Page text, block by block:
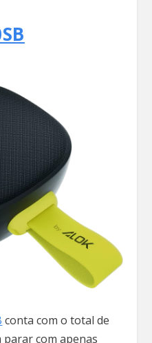
conta com o total de
parar com apenas